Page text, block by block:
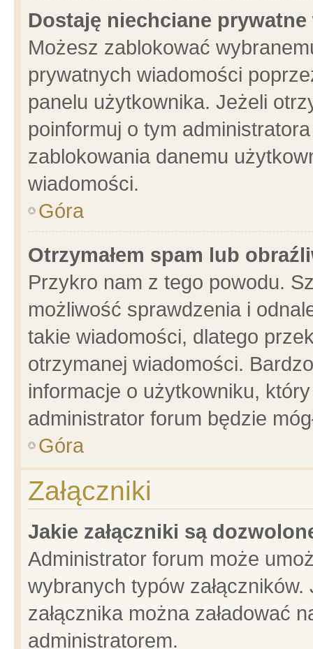
Dostaję niechciane
Możesz zablokować
prywatnych wiadomości
panelu użytkownika. Jeżeli
poinformuj o tym
zablokowania danemu
wiadomości.
Góra
Otrzymałem spam lub
Przykro nam z tego powodu.
możliwość sprawdzenia i
takie wiadomości, dlatego
otrzymanej wiadomości.
informacje o użytkowniku,
administrator forum będzie
Góra
Załączniki
Jakie załączniki są
Administrator forum może
wybranych typów
załącznika można załadować
administratorem.